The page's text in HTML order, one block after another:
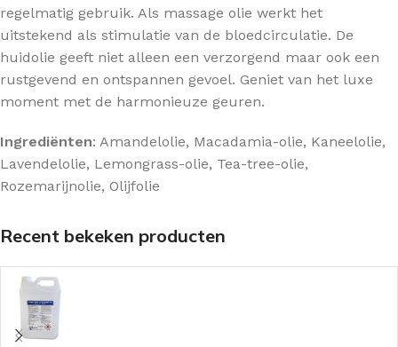
regelmatig gebruik. Als massage olie werkt het
uitstekend als stimulatie van de bloedcirculatie. De
huidolie geeft niet alleen een verzorgend maar ook een
rustgevend en ontspannen gevoel. Geniet van het luxe
moment met de harmonieuze geuren.
Ingrediënten: Amandelolie, Macadamia-olie, Kaneelolie,
Lavendelolie, Lemongrass-olie, Tea-tree-olie,
Rozemarijnolie, Olijfolie
Recent bekeken producten